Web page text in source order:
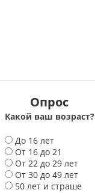
Опрос
Какой ваш возраст?
В
а
р
и
а
До 16 лет
От 16 до 21
От 22 до 29 лет
От 30 до 49 лет
50 лет и страше